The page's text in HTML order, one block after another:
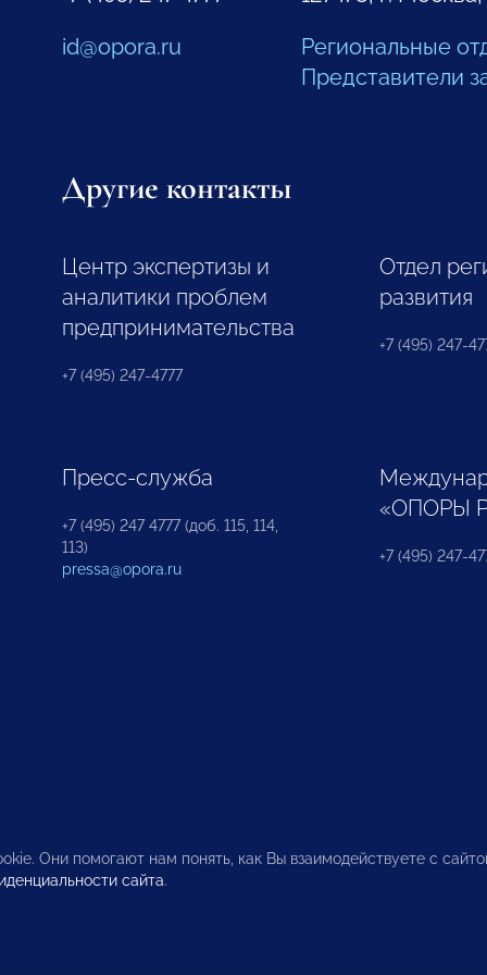
id@opora.ru
Региональные
Представители
Другие контакты
Центр экспертизы и
аналитики проблем
предпринимательства
+7 (495) 247-4777
Отдел
развития
+7 (495) 247-
Пресс-служба
+7 (495) 247 4777 (доб. 115, 114,
113)
pressa@opora.ru
«ОПОРЫ
+7 (495) 247-
Они помогают нам понять, как Вы взаимодействуете с
сайта.